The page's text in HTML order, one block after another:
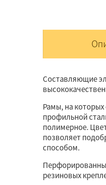
Составляющие
Рамы, на
профильной
полимерное.
позволяет
способом.
резиновых